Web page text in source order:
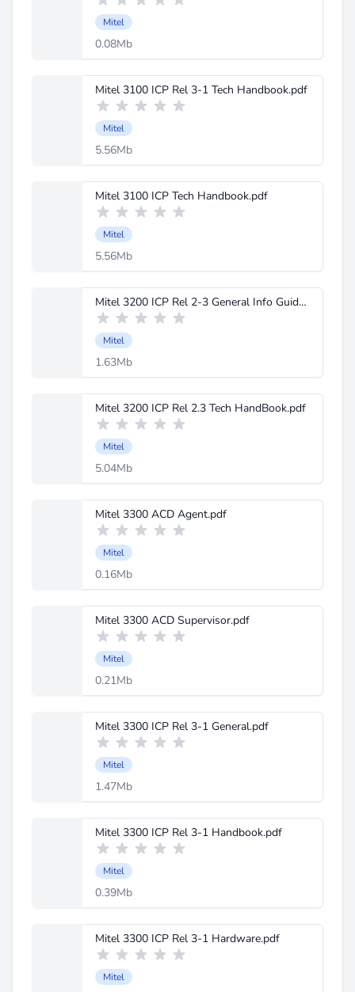
Mitel
0.08Mb
Mitel 3100 ICP Rel 3-1 Tech Handbook.pdf
Mitel
5.56Mb
Mitel 3100 ICP Tech Handbook.pdf
Mitel
5.56Mb
Mitel 3200 ICP Rel 2-3 General Info Guide.pdf
Mitel
1.63Mb
Mitel 3200 ICP Rel 2.3 Tech HandBook.pdf
Mitel
5.04Mb
Mitel 3300 ACD Agent.pdf
Mitel
0.16Mb
Mitel 3300 ACD Supervisor.pdf
Mitel
0.21Mb
Mitel 3300 ICP Rel 3-1 General.pdf
Mitel
1.47Mb
Mitel 3300 ICP Rel 3-1 Handbook.pdf
Mitel
0.39Mb
Mitel 3300 ICP Rel 3-1 Hardware.pdf
Mitel